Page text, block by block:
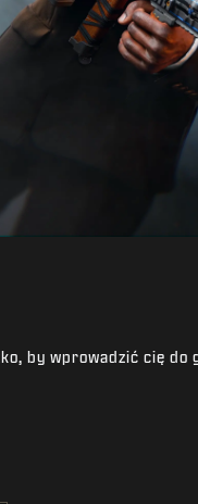
by wprowadzić cię do